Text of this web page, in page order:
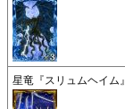
星竜『スリュムヘイム』